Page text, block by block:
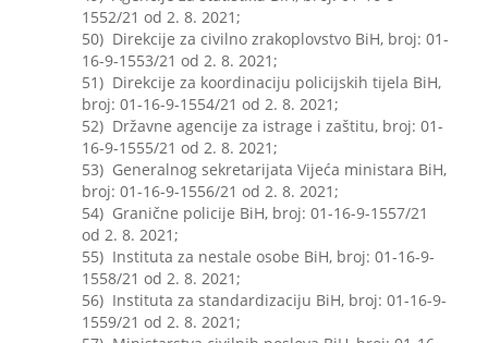
1552/21 od 2. 8. 2021;
50) Direkcije za civilno zrakoplovstvo BiH, broj: 01-
16-9-1553/21 od 2. 8. 2021;
51) Direkcije za koordinaciju policijskih tijela BiH,
broj: 01-16-9-1554/21 od 2. 8. 2021;
52) Državne agencije za istrage i zaštitu, broj: 01-
16-9-1555/21 od 2. 8. 2021;
53) Generalnog sekretarijata Vijeća ministara BiH,
broj: 01-16-9-1556/21 od 2. 8. 2021;
54) Granične policije BiH, broj: 01-16-9-1557/21
od 2. 8. 2021;
55) Instituta za nestale osobe BiH, broj: 01-16-9-
1558/21 od 2. 8. 2021;
56) Instituta za standardizaciju BiH, broj: 01-16-9-
1559/21 od 2. 8. 2021;